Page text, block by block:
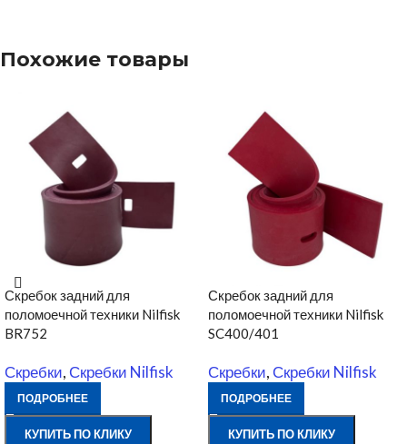
Похожие товары
Скребок задний для
поломоечной техники Nilfisk
BR752
Скребки, Скребки Nilfisk
ПОДРОБНЕЕ
КУПИТЬ ПО КЛИКУ
Скребок задний для
поломоечной техники Nilfisk
SC400/401
Скребки, Скребки Nilfisk
ПОДРОБНЕЕ
КУПИТЬ ПО КЛИКУ